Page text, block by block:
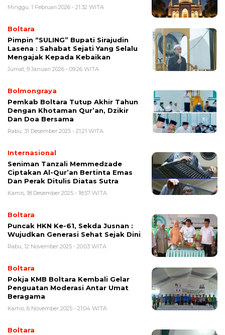
Minggu, 1 Februari 2026 - 21:32 WITA
Boltara
Pimpin “SULING” Bupati Sirajudin
Lasena : Sahabat Sejati Yang Selalu
Mengajak Kepada Kebaikan
Jumat, 9 Januari 2026 - 09:26 WITA
Bolmongraya
Pemkab Boltara Tutup Akhir Tahun
Dengan Khotaman Qur’an, Dzikir
Dan Doa Bersama
Rabu, 31 Desember 2025 - 21:21 WITA
Internasional
Seniman Tanzali Memmedzade
Ciptakan Al-Qur’an Bertinta Emas
Dan Perak Ditulis Diatas Sutra
Kamis, 18 Desember 2025 - 18:57 WITA
Boltara
Puncak HKN Ke-61, Sekda Jusnan :
Wujudkan Generasi Sehat Sejak Dini
Rabu, 12 November 2025 - 20:03 WITA
Boltara
Pokja KMB Boltara Kembali Gelar
Penguatan Moderasi Antar Umat
Beragama
Kamis, 6 November 2025 - 21:04 WITA
Boltara